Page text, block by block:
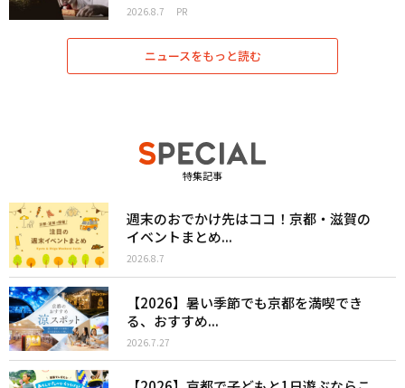
2026.8.7 PR
ニュースをもっと読む
特集記事
週末のおでかけ先はココ！京都・滋賀の
イベントまとめ...
2026.8.7
【2026】暑い季節でも京都を満喫でき
る、おすすめ...
2026.7.27